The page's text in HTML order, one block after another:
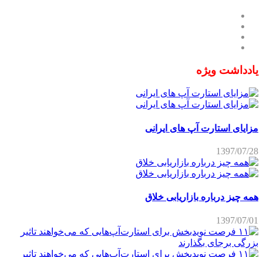
یادداشت ویژه
مزایای استارت آپ های ایرانی
1397/07/28
همه چیز درباره بازاریابی خلاق
1397/07/01